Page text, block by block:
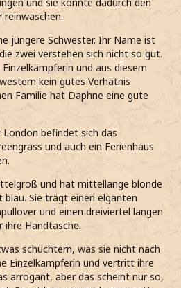
und sie konnte dadurch den
reinwaschen.
jüngere Schwester. Ihr Name ist
zwei verstehen sich nicht so gut.
und aus diesem
kein gutes Verhätnis
Familie hat Daphne eine gute
befindet sich das
und auch ein Ferienhaus
und hat mittellange blonde
blau. Sie trägt einen elganten
und einen dreiviertel langen
ihre Handtasche.
schüchtern, was sie nicht nach
Einzelkämpferin und vertritt ihre
arrogant, aber das scheint nur so,